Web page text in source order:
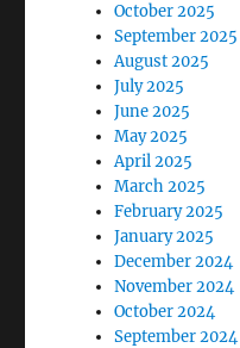
October 2025
September 2025
August 2025
July 2025
June 2025
May 2025
April 2025
March 2025
February 2025
January 2025
December 2024
November 2024
October 2024
September 2024